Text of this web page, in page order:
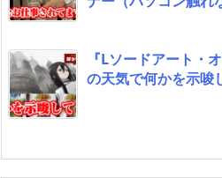
『Lソードアート・
の天気で何かを示唆